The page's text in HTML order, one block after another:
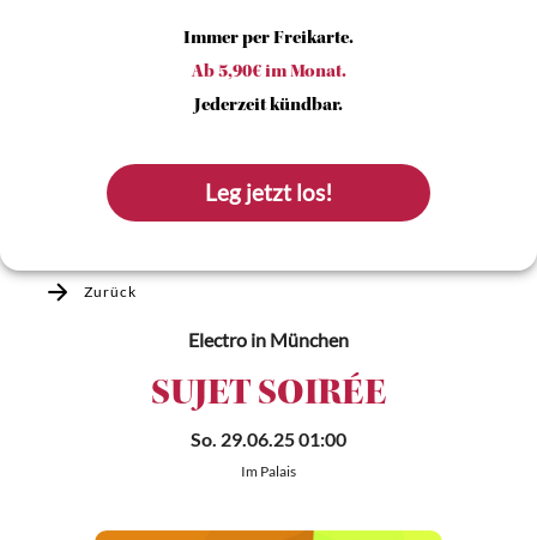
Immer per Freikarte.
Ab 5,90€ im Monat.
Jederzeit kündbar.
Leg jetzt los!
Zurück
Electro in München
SUJET SOIRÉE
So. 29.06.25 01:00
Im Palais